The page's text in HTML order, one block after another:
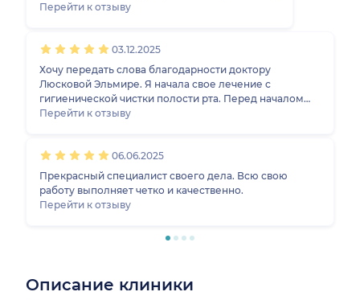
Перейти к отзыву
03.12.2025
Хочу передать слова благодарности доктору
Люсковой Эльмире. Я начала свое лечение с
гигиенической чистки полости рта. Перед началом
процедуры доктор провела консультацию, оценила
время процедуры комментировала каждое свое
действие, интересовалась моими ощущениями, была
внимательна к мелочам. Благодаря заботливым
рукам и профессионализму доктора и его ассистента,
лечение прошло комфортно( а я ещё та трусиха)
Перейти к отзыву
06.06.2025
Прекрасный специалист своего дела. Всю свою
работу выполняет четко и качественно.
Перейти к отзыву
Описание клиники